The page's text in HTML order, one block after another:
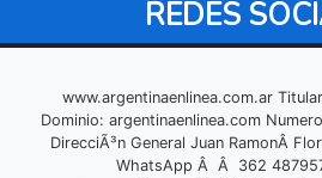
REDES
www.argentinaenlinea.com.ar
Dominio: argentinaenlinea.com
DirecciÃ³n General Juan RamonÂ
WhatsApp Â Â 362